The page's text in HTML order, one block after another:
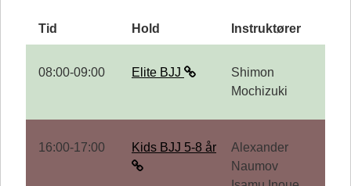
Tid Hold Instruktører
08:00-09:00 Elite BJJ
Shimon
Mochizuki
16:00-17:00 Kids BJJ 5-8 år
Alexander
Naumov